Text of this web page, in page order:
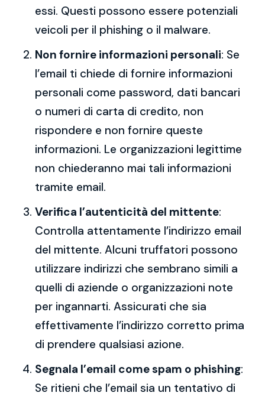
essi. Questi possono essere potenziali
veicoli per il phishing o il malware.
Non fornire informazioni personali: Se
l’email ti chiede di fornire informazioni
personali come password, dati bancari
o numeri di carta di credito, non
rispondere e non fornire queste
informazioni. Le organizzazioni legittime
non chiederanno mai tali informazioni
tramite email.
Verifica l’autenticità del mittente:
Controlla attentamente l’indirizzo email
del mittente. Alcuni truffatori possono
utilizzare indirizzi che sembrano simili a
quelli di aziende o organizzazioni note
per ingannarti. Assicurati che sia
effettivamente l’indirizzo corretto prima
di prendere qualsiasi azione.
Segnala l’email come spam o phishing:
Se ritieni che l’email sia un tentativo di